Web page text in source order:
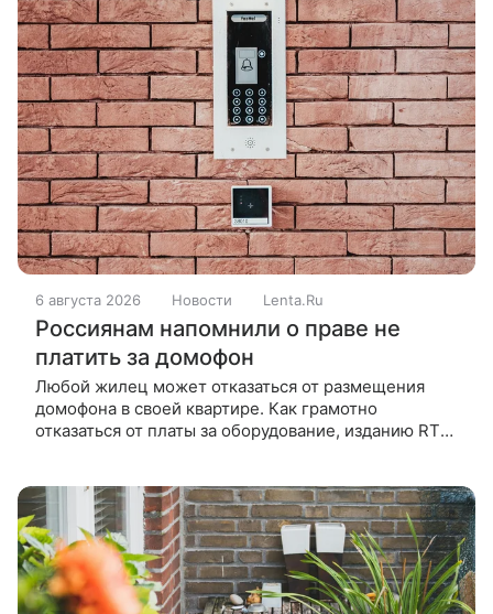
6 августа 2026 Новости Lenta.Ru
Россиянам напомнили о праве не
платить за домофон
Любой жилец может отказаться от размещения
домофона в своей квартире. Как грамотно
отказаться от платы за оборудование, изданию RT